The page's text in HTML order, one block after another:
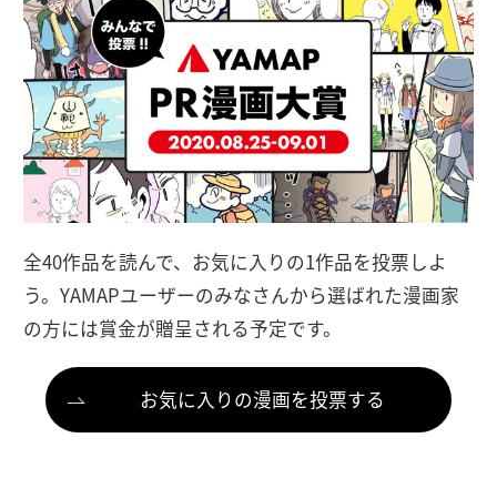
全40作品を読んで、お気に入りの1作品を投票しよ
う。YAMAPユーザーのみなさんから選ばれた漫画家
の方には賞金が贈呈される予定です。
お気に入りの漫画を投票する